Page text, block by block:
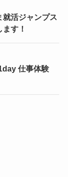
就活ジャンプス
す！
仕事体験